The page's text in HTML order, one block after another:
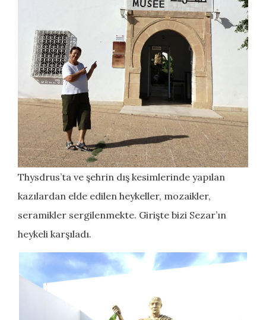
Thysdrus’ta ve şehrin dış kesimlerinde yapılan
kazılardan elde edilen heykeller, mozaikler,
seramikler sergilenmekte. Girişte bizi Sezar’ın
heykeli karşıladı.